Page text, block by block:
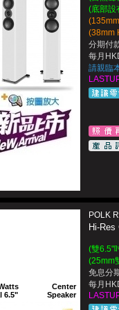
(底部設
(38mm
分期付
每月
請親臨
6.5"
Center
Speaker
POLK
Hi-
(雙6.5"
(25mm
免息分
每月